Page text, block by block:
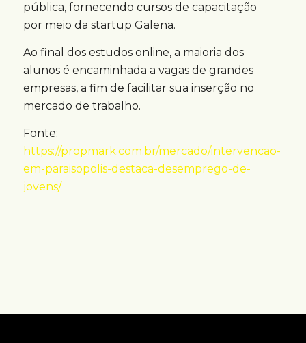
pública, fornecendo cursos de capacitação
por meio da startup Galena.
Ao final dos estudos online, a maioria dos
alunos é encaminhada a vagas de grandes
empresas, a fim de facilitar sua inserção no
mercado de trabalho.
Fonte:
https://propmark.com.br/mercado/intervencao-
em-paraisopolis-destaca-desemprego-de-
jovens/